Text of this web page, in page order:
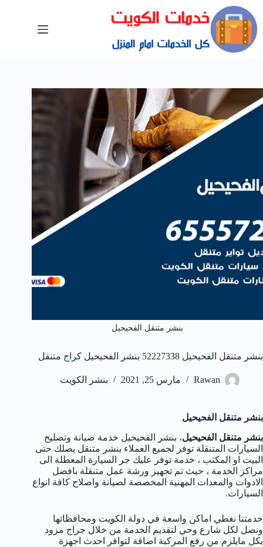
بنشر متنقل الفحيحيل
بنشر متنقل الفحيحيل 52227338 بنشر الفحيحيل كراج متنقل
Rawan مارس 25, 2021 بنشر الكويت
بنشر متنقل الفحيحيل
بنشر متنقل الفحيحيل، بنشر الفحيحيل خدمة صيانة وتصليح
السيارات المتنقلة توفر لجميع العملاء بنشر متنقل يصلك حتى
البيت او المكتب ، خدمة توفر عليك جر السيارة المعطلة الى
مراكز الخدمة ، حيث تم تجهيز ورشة عمل متنقلة بافضل
الادوات والمعدات المهنية المخصصة لصيانة واصلاح كافة انواع
السيارات.
خدمتنا نغطي اماكن واسعة في دولة الكويت ومحافظاتها
ونصل لكل شارع وحي لتقديم الخدمة من خلال جراج مزود
بكل مايلزم من رفع المركبة اضافة لتوافر احدث اجهزة